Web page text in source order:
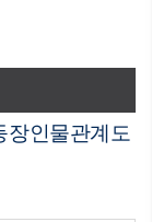
장인물관계도